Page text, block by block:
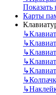
Карты
↳
↳
↳
↳
↳
↳
↳